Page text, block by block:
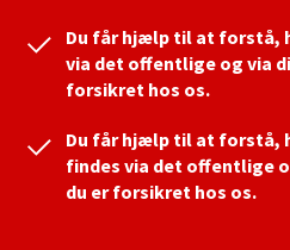
Du får hjælp til at forstå,
via det offentlige og via
forsikret hos os.
Du får hjælp til at forstå,
findes via det offentlige
du er forsikret hos os.